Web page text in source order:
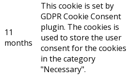
11
months
This cookie is set by
GDPR Cookie Consent
plugin. The cookies is
used to store the user
consent for the cookies
in the category
"Necessary".